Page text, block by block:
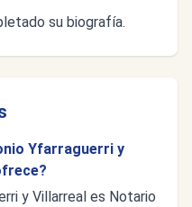
su biografía.
Yfarraguerri y
y Villarreal es Notario